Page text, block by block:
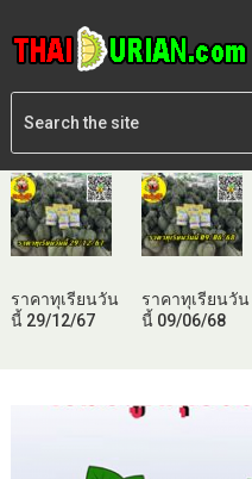
ราคาทุเรียนวัน
นี้ 29/12/67
ราคาทุเรียนวัน
นี้ 09/06/68